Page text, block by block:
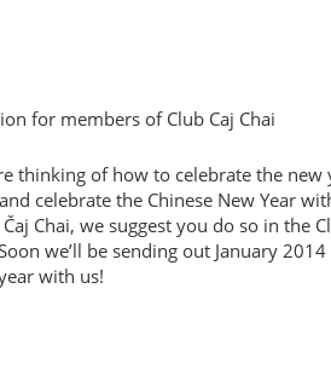
for members of Club Caj Chai
thinking of how to celebrate the
celebrate the Chinese New Year
Chai, we suggest you do so in the
we’ll be sending out January
with us!